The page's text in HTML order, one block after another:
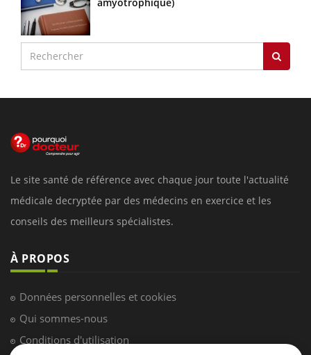
Le site santé de référence avec chaque jour toute l'actualité
médicale decryptée par des médecins en exercice et les
conseils des meilleurs spécialistes.
À PROPOS
Données personnelles et cookies
Qui sommes-nous
Conditions d'utilisation